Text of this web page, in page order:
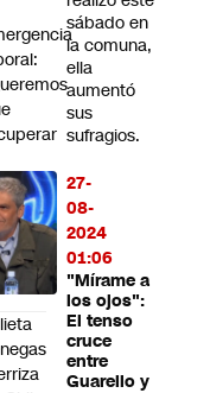
sábado en
la comuna,
ella
aumentó
sus
sufragios.
27-
08-
2024
01:06
"Mírame a
los ojos":
El tenso
cruce
entre
Guarello y
a
una